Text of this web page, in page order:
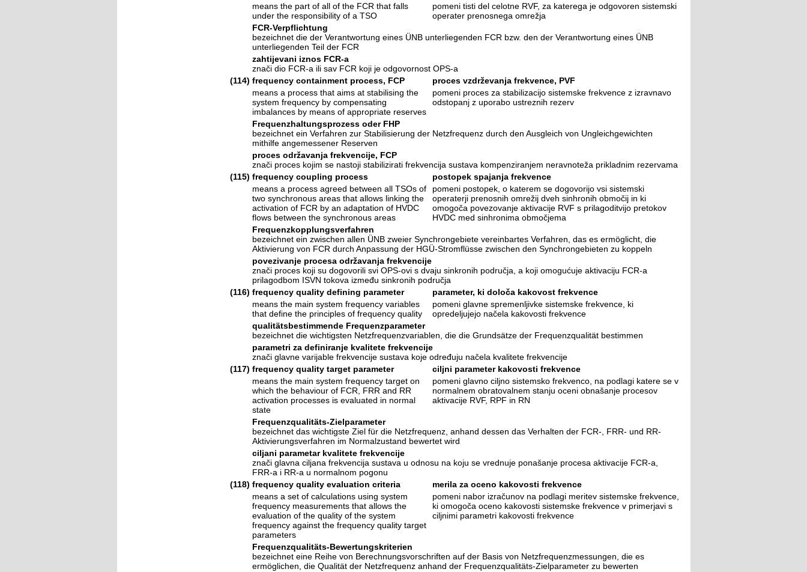
means the part of all of the FCR that falls
under the responsibility of a TSO
pomeni tisti del celotne RVF, za katerega je odgovoren sistemski
operater prenosnega omrežja
FCR-Verpflichtung
bezeichnet die der Verantwortung eines ÜNB unterliegenden FCR bzw. den der Verantwortung eines ÜNB
unterliegenden Teil der FCR
zahtijevani iznos FCR-a
znači dio FCR-a ili sav FCR koji je odgovornost OPS-a
(114) frequency containment process, FCP
proces vzdrževanja frekvence, PVF
means a process that aims at stabilising the
system frequency by compensating
imbalances by means of appropriate reserves
pomeni proces za stabilizacijo sistemske frekvence z izravnavo
odstopanj z uporabo ustreznih rezerv
Frequenzhaltungsprozess oder FHP
bezeichnet ein Verfahren zur Stabilisierung der Netzfrequenz durch den Ausgleich von Ungleichgewichten
mithilfe angemessener Reserven
proces održavanja frekvencije, FCP
znači proces kojim se nastoji stabilizirati frekvencija sustava kompenziranjem neravnoteža prikladnim rezervama
(115) frequency coupling process
postopek spajanja frekvence
means a process agreed between all TSOs of
two synchronous areas that allows linking the
activation of FCR by an adaptation of HVDC
flows between the synchronous areas
pomeni postopek, o katerem se dogovorijo vsi sistemski
operaterji prenosnih omrežij dveh sinhronih območij in ki
omogoča povezovanje aktivacije RVF s prilagoditvijo pretokov
HVDC med sinhronima območjema
Frequenzkopplungsverfahren
bezeichnet ein zwischen allen ÜNB zweier Synchrongebiete vereinbartes Verfahren, das es ermöglicht, die
Aktivierung von FCR durch Anpassung der HGÜ-Stromflüsse zwischen den Synchrongebieten zu koppeln
povezivanje procesa održavanja frekvencije
znači proces koji su dogovorili svi OPS-ovi s dvaju sinkronih područja, a koji omogućuje aktivaciju FCR-a
prilagodbom ISVN tokova između sinkronih područja
(116) frequency quality defining parameter
parameter, ki določa kakovost frekvence
means the main system frequency variables
that define the principles of frequency quality
pomeni glavne spremenljivke sistemske frekvence, ki
opredeljujejo načela kakovosti frekvence
qualitätsbestimmende Frequenzparameter
bezeichnet die wichtigsten Netzfrequenzvariablen, die die Grundsätze der Frequenzqualität bestimmen
parametri za definiranje kvalitete frekvencije
znači glavne varijable frekvencije sustava koje određuju načela kvalitete frekvencije
(117) frequency quality target parameter
ciljni parameter kakovosti frekvence
means the main system frequency target on
which the behaviour of FCR, FRR and RR
activation processes is evaluated in normal
state
pomeni glavno ciljno sistemsko frekvenco, na podlagi katere se v
normalnem obratovalnem stanju oceni obnašanje procesov
aktivacije RVF, RPF in RN
Frequenzqualitäts-Zielparameter
bezeichnet das wichtigste Ziel für die Netzfrequenz, anhand dessen das Verhalten der FCR-, FRR- und RR-
Aktivierungsverfahren im Normalzustand bewertet wird
ciljani parametar kvalitete frekvencije
znači glavna ciljana frekvencija sustava u odnosu na koju se vrednuje ponašanje procesa aktivacije FCR-a,
FRR-a i RR-a u normalnom pogonu
(118) frequency quality evaluation criteria
merila za oceno kakovosti frekvence
means a set of calculations using system
frequency measurements that allows the
evaluation of the quality of the system
frequency against the frequency quality target
parameters
pomeni nabor izračunov na podlagi meritev sistemske frekvence,
ki omogoča oceno kakovosti sistemske frekvence v primerjavi s
ciljnimi parametri kakovosti frekvence
Frequenzqualitäts-Bewertungskriterien
bezeichnet eine Reihe von Berechnungsvorschriften auf der Basis von Netzfrequenzmessungen, die es
ermöglichen, die Qualität der Netzfrequenz anhand der Frequenzqualitäts-Zielparameter zu bewerten